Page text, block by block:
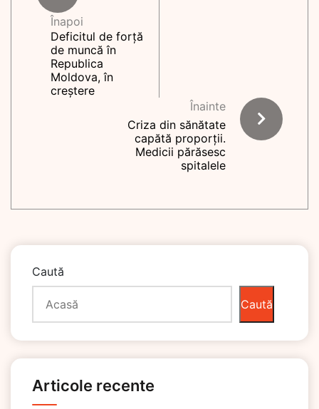
Înapoi
Deficitul de forță
de muncă în
Republica
Moldova, în
creștere
Înainte
Criza din sănătate
capătă proporții.
Medicii părăsesc
spitalele
Caută
Caută
Articole recente